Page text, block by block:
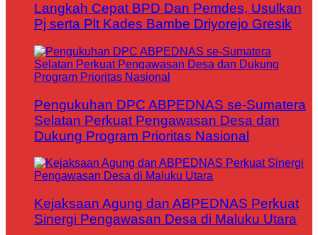
Langkah Cepat BPD Dan Pemdes, Usulkan
Pj serta Plt Kades Bambe Driyorejo Gresik
Pengukuhan DPC ABPEDNAS se-Sumatera
Selatan Perkuat Pengawasan Desa dan
Dukung Program Prioritas Nasional
Kejaksaan Agung dan ABPEDNAS Perkuat
Sinergi Pengawasan Desa di Maluku Utara